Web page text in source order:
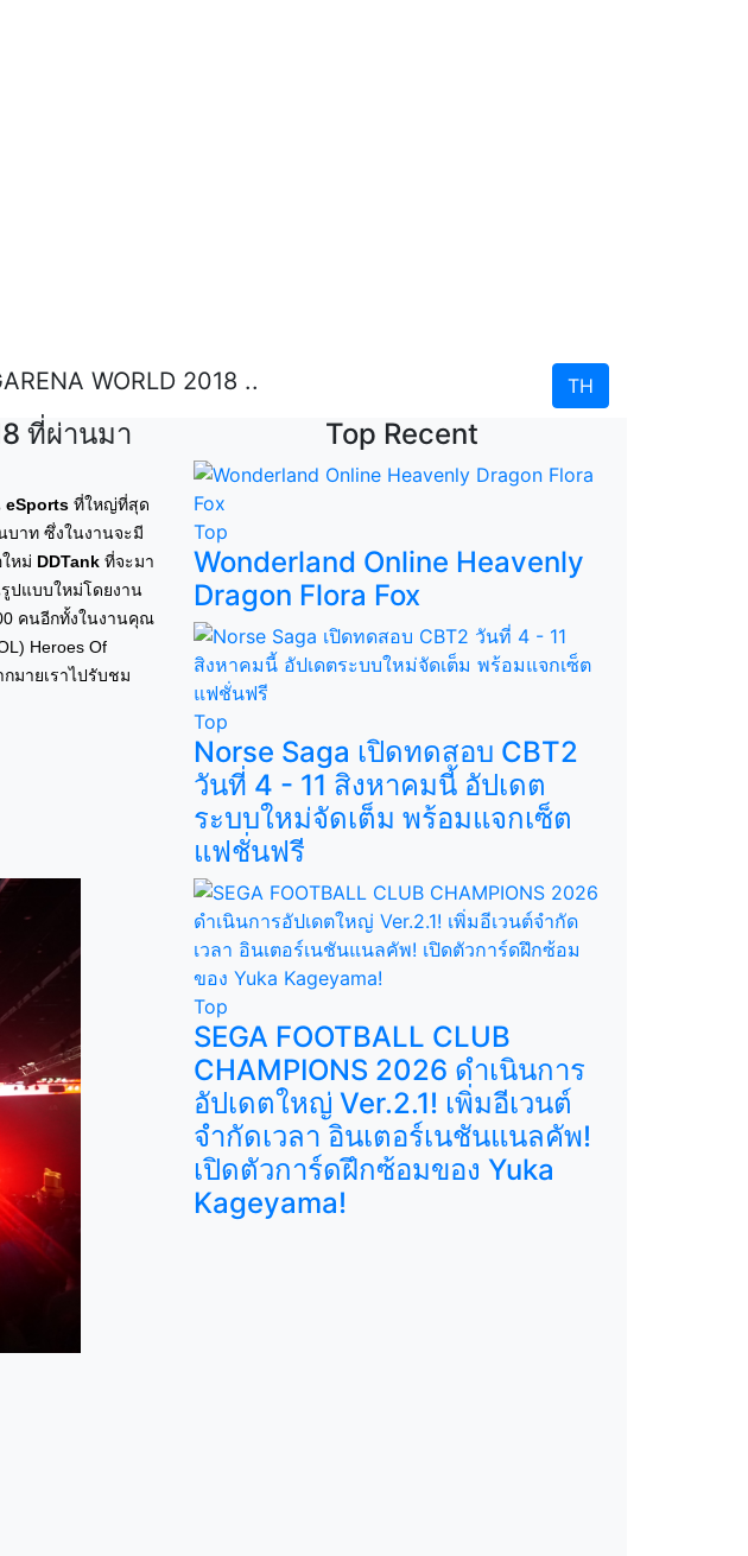
WORLD 2018 .. TH
ที่ผ่านมา
eSports ที่ใหญ่ที่สุด
บาท ซึ่งในงานจะมี
หม่ DDTank ที่จะมา
ปแบบใหม่โดยงาน
คนอีกทั้งในงานคุณ
Heroes Of
มายเราไปรับชม
Top Recent
Top
Wonderland Online Heavenly
Dragon Flora Fox
Top
Norse Saga เปิดทดสอบ CBT2
วันที่ 4 - 11 สิงหาคมนี้ อัปเดต
ระบบใหม่จัดเต็ม พร้อมแจกเซ็ต
แฟชั่นฟรี
Top
SEGA FOOTBALL CLUB
CHAMPIONS 2026 ดำเนินการ
อัปเดตใหญ่ Ver.2.1! เพิ่มอีเวนต์
จำกัดเวลา อินเตอร์เนชันแนลคัพ!
เปิดตัวการ์ดฝึกซ้อมของ Yuka
Kageyama!